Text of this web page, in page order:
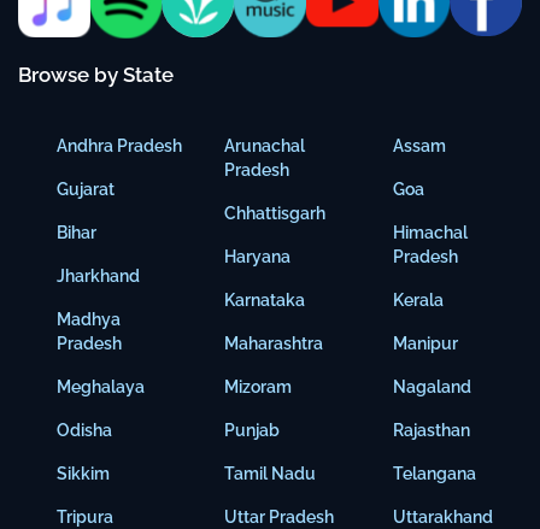
Browse by State
Andhra Pradesh
Gujarat
Bihar
Jharkhand
Madhya
Pradesh
Meghalaya
Odisha
Sikkim
Tripura
Arunachal
Pradesh
Chhattisgarh
Haryana
Karnataka
Maharashtra
Mizoram
Punjab
Tamil Nadu
Uttar Pradesh
Assam
Goa
Himachal
Pradesh
Kerala
Manipur
Nagaland
Rajasthan
Telangana
Uttarakhand